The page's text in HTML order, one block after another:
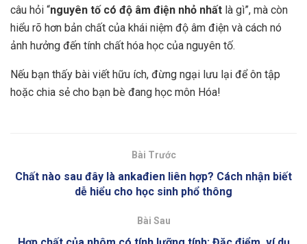
câu hỏi “nguyên tố có độ âm điện nhỏ nhất là gì”, mà còn
hiểu rõ hơn bản chất của khái niệm độ âm điện và cách nó
ảnh hưởng đến tính chất hóa học của nguyên tố.
Nếu bạn thấy bài viết hữu ích, đừng ngại lưu lại để ôn tập
hoặc chia sẻ cho bạn bè đang học môn Hóa!
Bài Trước
Chất nào sau đây là ankađien liên hợp? Cách nhận biết
dễ hiểu cho học sinh phổ thông
Bài Sau